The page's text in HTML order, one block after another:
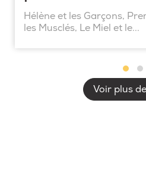
Hélène et les Garçons,
les Musclés, Le Miel et le...
Voir plus